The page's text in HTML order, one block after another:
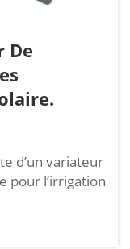
De
d’un variateur
pour l’irrigation
composant
d’irrigation